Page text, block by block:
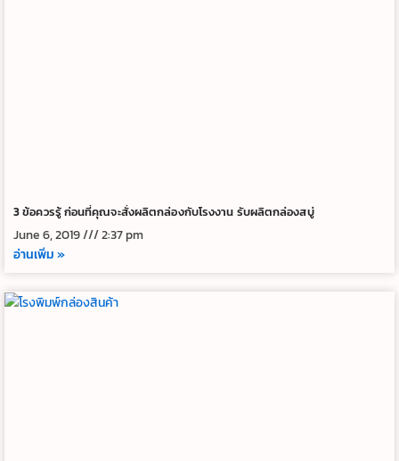
3 ข้อควรรู้ ก่อนที่คุณจะสั่งผลิตกล่องกับโรงงาน รับผลิตกล่องสบู่
June 6, 2019
2:37 pm
อ่านเพิ่ม »